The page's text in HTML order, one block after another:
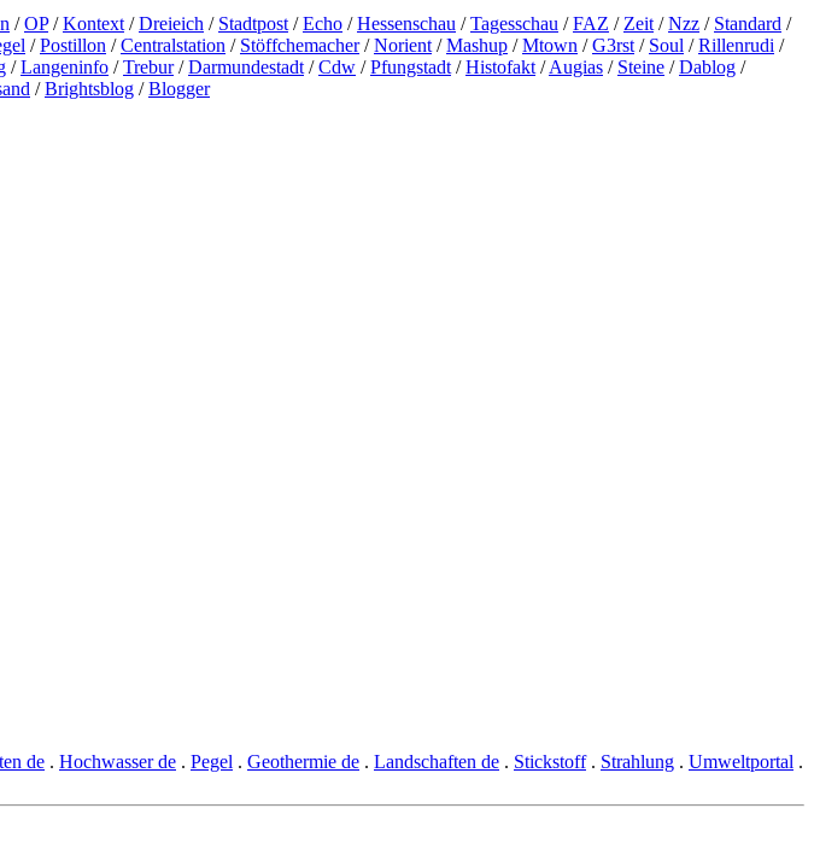
/OP/Kontext /Dreieich / Stadtpost /Echo /Hessenschau /Tagesschau /FAZ / Zeit /Nzz / Standard /
/Postillon /Centralstation / Stöffchemacher/Norient /Mashup /Mtown /G3rst / Soul /Rillenrudi /
/Langeninfo /Trebur/Darmundestadt /Cdw /Pfungstadt /Histofakt /Augias / Steine /Dablog /
/Brightsblog /Blogger
de . Hochwasser de . Pegel . Geothermie de . Landschaften de . Stickstoff. Strahlung . Umweltportal .